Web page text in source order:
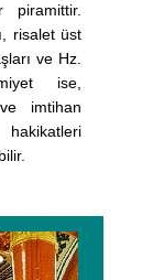
risalet üst
ve Hz.
ise,
imtihan